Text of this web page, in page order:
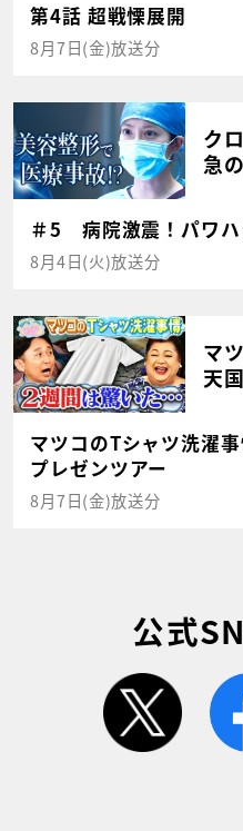
第4話 超戦慄展開
8月7日(金)放送分
ク
急
＃5 病院激震！パワハ
8月4日(火)放送分
マ
天国
マツコのTシャツ洗濯
プレゼンツアー
8月7日(金)放送分
公式
twitter